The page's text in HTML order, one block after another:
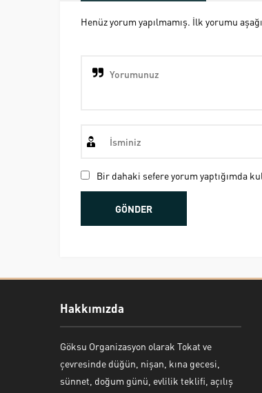
Henüz yorum yapılmamış. İlk yorumu
Bir dahaki sefere yorum yaptığımda
Hakkımızda
Göksu Organizasyon olarak Tokat ve
çevresinde düğün, nişan, kına gecesi,
sünnet, doğum günü, evlilik teklifi, açılış
Bekir Kiper